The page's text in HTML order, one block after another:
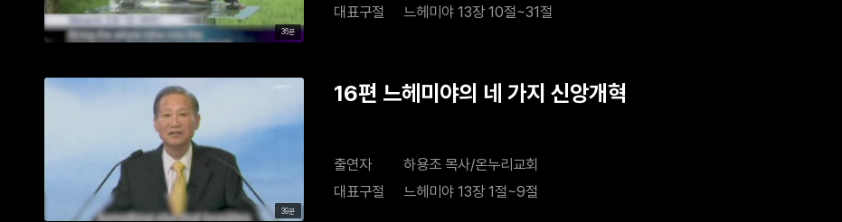
36분
대표구절
느헤미야 13장 10절~31절
39분
16편 느헤미야의 네 가지 신앙개혁
출연자
하용조 목사/온누리교회
대표구절
느헤미야 13장 1절~9절